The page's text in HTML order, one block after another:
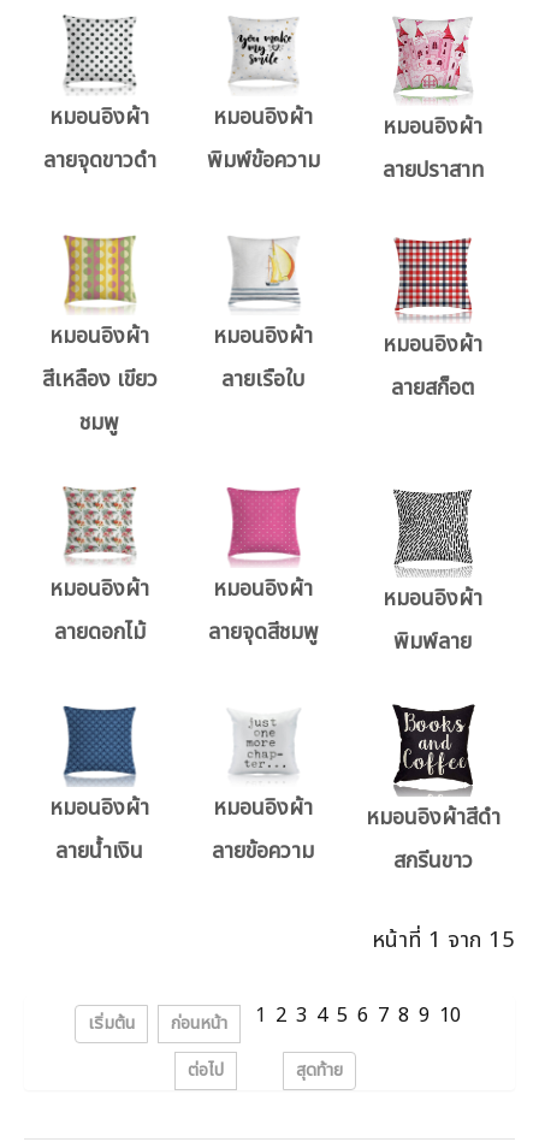
หมอนอิงผ้า
ลายจุดขาวดำ
หมอนอิงผ้า
พิมพ์ข้อความ
หมอนอิงผ้า
ลายปราสาท
หมอนอิงผ้า
สีเหลือง เขียว
ชมพู
หมอนอิงผ้า
ลายเรือใบ
หมอนอิงผ้า
ลายสก็อต
หมอนอิงผ้า
ลายดอกไม้
หมอนอิงผ้า
ลายจุดสีชมพู
หมอนอิงผ้า
พิมพ์ลาย
หมอนอิงผ้า
ลายน้ำเงิน
หมอนอิงผ้า
ลายข้อความ
หมอนอิงผ้าสีดำ
สกรีนขาว
หน้าที่ 1 จาก 15
เริ่มต้น ก่อนหน้า 1 2 3 4 5 6 7 8 9 10
ต่อไป สุดท้าย